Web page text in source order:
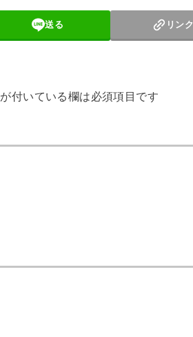
送る リンク
が付いている欄は必須項目です